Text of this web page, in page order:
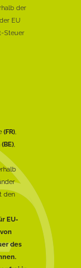
der
EU
Steuer
(FR),
(BE),
den
EU-
des